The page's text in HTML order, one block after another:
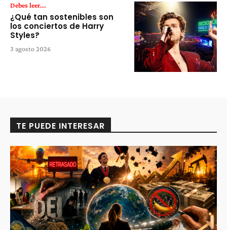
Debes leer...
¿Qué tan sostenibles son
los conciertos de Harry
Styles?
3 agosto 2026
TE PUEDE INTERESAR